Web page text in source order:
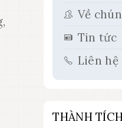
Về
Tin tức
Liên hệ
THÀNH